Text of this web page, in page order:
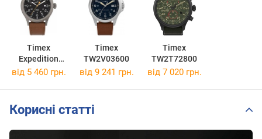
Timex
Expedition
Scout
Timex
TW2V03600
Timex
TW2T72800
від 5 460 грн. від 9 241 грн. від 7 020 грн.
Корисні статті